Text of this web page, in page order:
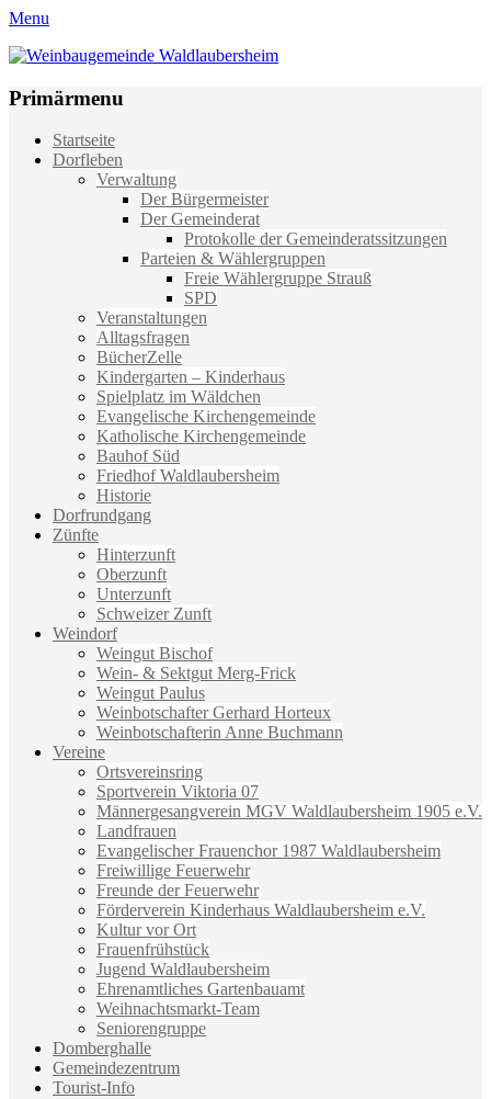
Menu
Weinbaugemeinde Waldlaubersheim
Primärmenu
Weiter
zum
Startseite
Dorfleben
Verwaltung
Der Bürgermeister
Der Gemeinderat
Protokolle der Gemeinderatssitzungen
Parteien & Wählergruppen
Freie Wählergruppe Strauß
SPD
Veranstaltungen
Alltagsfragen
BücherZelle
Kindergarten – Kinderhaus
Spielplatz im Wäldchen
Evangelische Kirchengemeinde
Katholische Kirchengemeinde
Bauhof Süd
Friedhof Waldlaubersheim
Historie
Dorfrundgang
Zünfte
Hinterzunft
Oberzunft
Unterzunft
Schweizer Zunft
Weindorf
Weingut Bischof
Wein- & Sektgut Merg-Frick
Weingut Paulus
Weinbotschafter Gerhard Horteux
Weinbotschafterin Anne Buchmann
Vereine
Ortsvereinsring
Sportverein Viktoria 07
Männergesangverein MGV Waldlaubersheim 1905 e.V.
Landfrauen
Evangelischer Frauenchor 1987 Waldlaubersheim
Freiwillige Feuerwehr
Freunde der Feuerwehr
Förderverein Kinderhaus Waldlaubersheim e.V.
Kultur vor Ort
Frauenfrühstück
Jugend Waldlaubersheim
Ehrenamtliches Gartenbauamt
Weihnachtsmarkt-Team
Seniorengruppe
Domberghalle
Gemeindezentrum
Tourist-Info